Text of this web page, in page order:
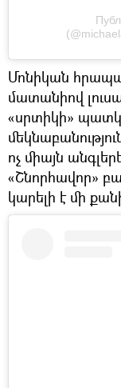
Մոնիկան
մատանիով
«սրտիկի»
ոչ միայն
«Շնորհավոր»
կարելի է մի